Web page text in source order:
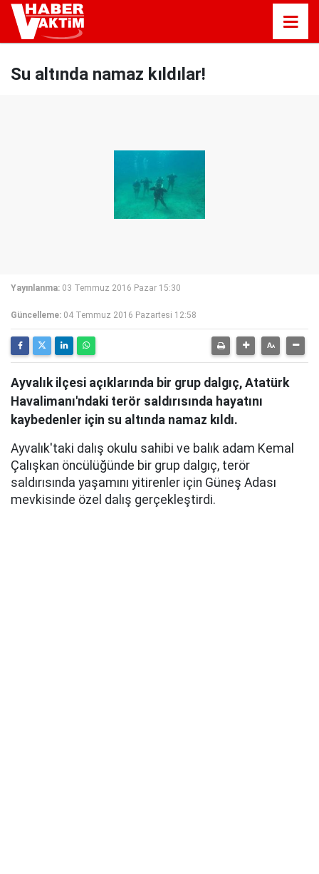
Su altında namaz kıldılar!
Yayınlanma: 03 Temmuz 2016 Pazar 15:30
Güncelleme: 04 Temmuz 2016 Pazartesi 12:58
Ayvalık ilçesi açıklarında bir grup dalgıç, Atatürk
Havalimanı'ndaki terör saldırısında hayatını
kaybedenler için su altında namaz kıldı.
Ayvalık'taki dalış okulu sahibi ve balık adam Kemal
Çalışkan öncülüğünde bir grup dalgıç, terör
saldırısında yaşamını yitirenler için Güneş Adası
mevkisinde özel dalış gerçekleştirdi.